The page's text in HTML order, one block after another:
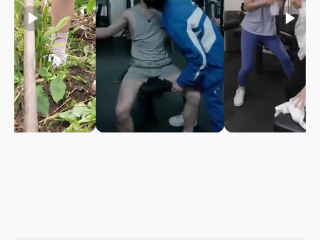
play_arrow play_arrow play_arrow